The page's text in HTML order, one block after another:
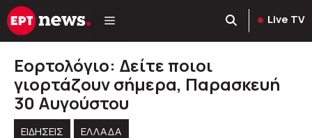
Μετάβαση
σε
Live TV
Εορτολόγιο: Δείτε ποιοι
γιορτάζουν σήμερα, Παρασκευή
30 Αυγούστου
ΕΙΔΗΣΕΙΣ
ΕΛΛΑΔΑ